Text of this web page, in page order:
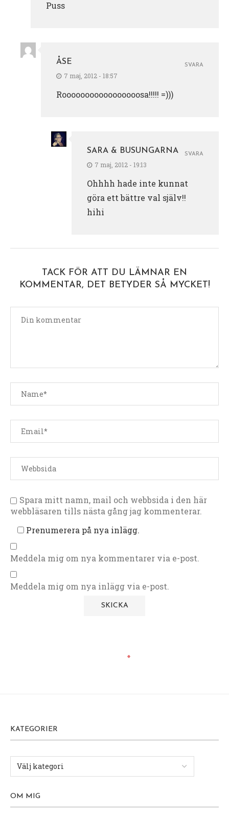
Puss
ÅSE
7 maj, 2012 - 18:57
Rooooooooooooooooosa!!!!! =)))
SVARA
SARA & BUSUNGARNA
7 maj, 2012 - 19:13
Ohhhh hade inte kunnat
göra ett bättre val själv!!
hihi
SVARA
TACK FÖR ATT DU LÄMNAR EN
KOMMENTAR, DET BETYDER SÅ MYCKET!
Spara mitt namn, mail och webbsida i den här
webbläsaren tills nästa gång jag kommenterar.
Prenumerera på nya inlägg.
Meddela mig om nya kommentarer via e-post.
Meddela mig om nya inlägg via e-post.
KATEGORIER
OM MIG